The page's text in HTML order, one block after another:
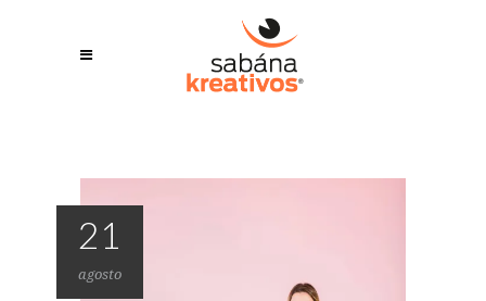
21
agosto